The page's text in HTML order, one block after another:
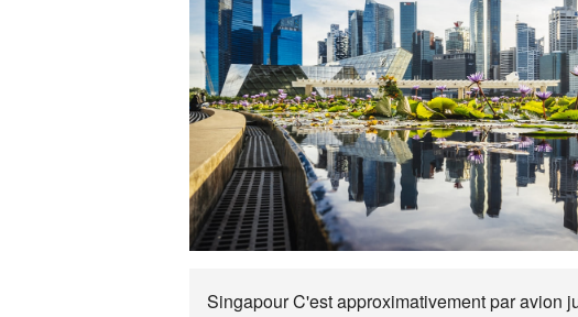
Singapour C'est approximativement par avion